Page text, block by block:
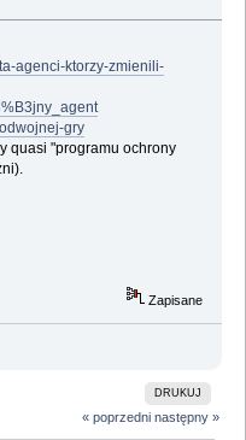
agenci-ktorzy-zmienili-
gry
quasi "programu ochrony
Zapisane
DRUKUJ
« poprzedni następny »